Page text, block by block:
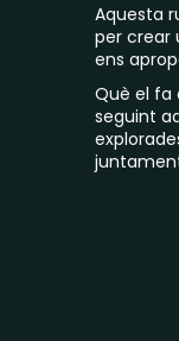
Aquesta
per crear
ens
Què el fa
seguint